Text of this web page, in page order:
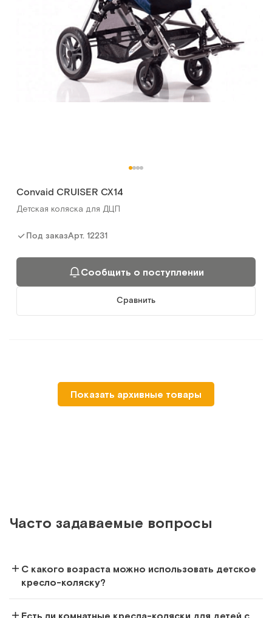
Convaid CRUISER CX14
Детская коляска для ДЦП
Под заказАрт. 12231
Сообщить о поступлении
Сравнить
Показать архивные товары
Часто задаваемые вопросы
С какого возраста можно использовать детское
кресло-коляску?
Есть ли комнатные кресла-коляски для детей с